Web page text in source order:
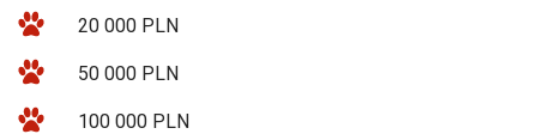
20 000 PLN
50 000 PLN
100 000 PLN